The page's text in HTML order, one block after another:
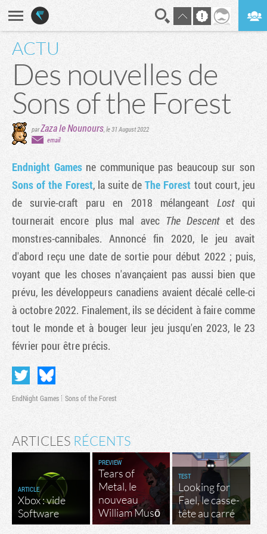
ACTU
Des nouvelles de
Sons of the Forest
parZaza le Nounours,le 31 August 2022
email
Endnight Gamesne communique pas beaucoup sur son
Sons of the Forest, la suite deThe Forest tout court, jeu
de survie-craft paru en 2018 mélangeant Lostqui
tournerait encore plus mal avec The Descentet des
monstres-cannibales. Annoncé fin 2020, le jeu avait
d'abord reçu une date de sortie pour début 2022 ; puis,
voyant que les choses n'avançaient pas aussi bien que
prévu, les développeurs canadiens avaient décalé celle-ci
à octobre 2022. Finalement, ils se décident à faire comme
tout le monde et à bouger leur jeu jusqu'en 2023, le 23
février pour être précis.
EndNight Games Sons of the Forest
ARTICLES RÉCENTS
ARTICLE
Xbox : vide
Software
PREVIEW
Tears of
Metal, le
nouveau
William Musō
TEST
Looking for
Fael, le casse-
tête au carré